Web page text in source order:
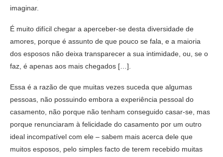
imaginar.
É muito difícil chegar a aperceber-se desta diversidade de
amores, porque é assunto de que pouco se fala, e a maioria
dos esposos não deixa transparecer a sua intimidade, ou, se o
faz, é apenas aos mais chegados […].
Essa é a razão de que muitas vezes suceda que algumas
pessoas, não possuindo embora a experiência pessoal do
casamento, não porque não tenham conseguido casar-se, mas
porque renunciaram à felicidade do casamento por um outro
ideal incompatível com ele – sabem mais acerca dele que
muitos esposos, pelo simples facto de terem recebido muitas